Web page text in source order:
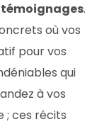
témoignages.
où vos
pour vos
qui
à vos
; ces récits